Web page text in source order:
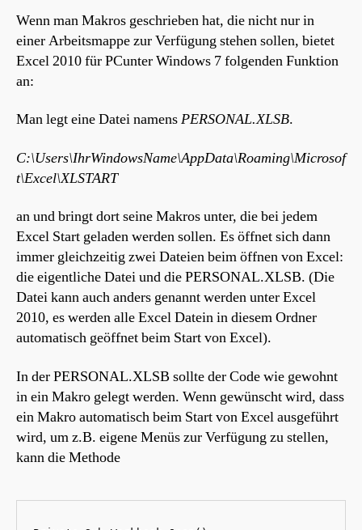
Wenn man Makros geschrieben hat, die nicht nur in
einer Arbeitsmappe zur Verfügung stehen sollen, bietet
Excel 2010 für PCunter Windows 7 folgenden Funktion
an:
Man legt eine Datei namensPERSONAL.XLSB.
C:\Users\IhrWindowsName\AppData\Roaming\Microsof
t\Excel\XLSTART
an und bringt dort seine Makros unter, die bei jedem
Excel Start geladen werden sollen. Es öffnet sich dann
immer gleichzeitig zwei Dateien beim öffnen von Excel:
die eigentliche Datei und die PERSONAL.XLSB. (Die
Datei kann auch anders genannt werden unter Excel
2010, es werden alle Excel Datein in diesem Ordner
automatisch geöffnet beim Start von Excel).
In der PERSONAL.XLSB sollte der Code wie gewohnt
in ein Makro gelegt werden. Wenn gewünscht wird, dass
ein Makro automatisch beim Start von Excel ausgeführt
wird, um z.B. eigene Menüs zur Verfügung zu stellen,
kann die Methode